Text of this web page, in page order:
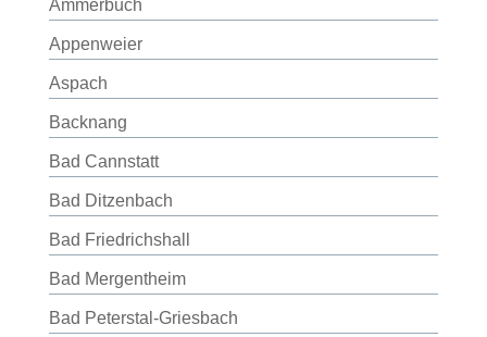
Ammerbuch
Appenweier
Aspach
Backnang
Bad Cannstatt
Bad Ditzenbach
Bad Friedrichshall
Bad Mergentheim
Bad Peterstal-Griesbach